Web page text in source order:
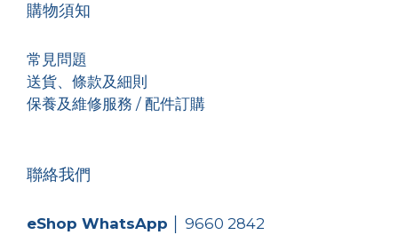
購物須知
常見問題
送貨、條款及細則
保養及維修服務 / 配件訂購
聯絡我們
eShop WhatsApp
9660 2842